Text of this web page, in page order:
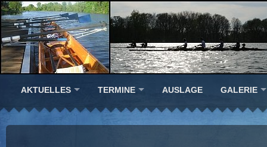
AKTUELLES TERMINE AUSLAGE GALERIE